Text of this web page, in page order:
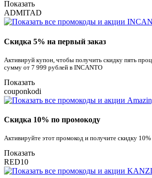
Показать
ADMITAD
Скидка 5% на первый заказ
Активируй купон, чтобы получить скидку пять
сумму от 7 999 рублей в INCANTO
Показать
couponkodi
Скидка 10% по промокоду
Активируйте этот промокод и получите скидку 10%
Показать
RED10